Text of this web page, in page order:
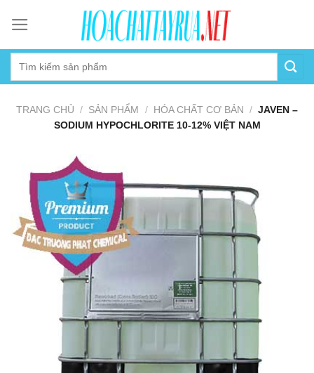
content
TRANG CHỦ / SẢN PHẨM / HÓA CHẤT CƠ BẢN / JAVEN –
SODIUM HYPOCHLORITE 10-12% VIỆT NAM